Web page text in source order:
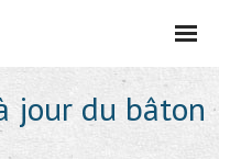
jour du bâton